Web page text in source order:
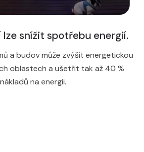
snížit spotřebu energií.
a budov může zvýšit energetickou
oblastech a ušetřit tak až 40 %
nákladů na energii.